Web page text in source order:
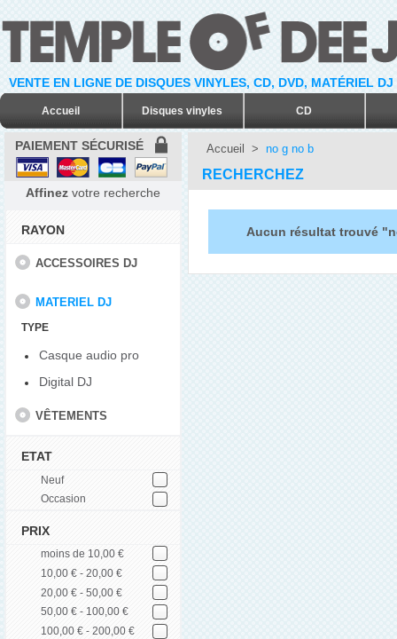
VENTE EN LIGNE DE DISQUES VINYLES, CD, DVD, MATÉRIEL
Accueil Disques vinyles CD
PAIEMENT SÉCURISÉ
Affinez votre recherche
RAYON
ACCESSOIRES DJ
MATERIEL DJ
TYPE
Casque audio pro
Digital DJ
VÊTEMENTS
ETAT
Neuf
Occasion
PRIX
moins de 10,00 €
10,00 € - 20,00 €
20,00 € - 50,00 €
50,00 € - 100,00 €
100,00 € - 200,00 €
Accueil > no g no b
RECHERCHEZ
Aucun résultat trouvé